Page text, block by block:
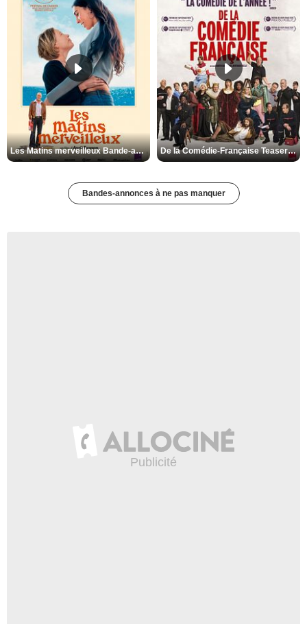
Les Matins merveilleux Bande-annonce VF De la Comédie-Française Teaser VF
Bandes-annonces à ne pas manquer